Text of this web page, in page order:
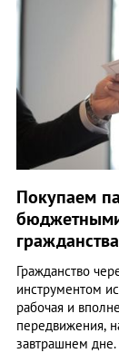
Покупаем
гражданства
Гражданство
инструментом
рабочая и
передвижения,
завтрашнем